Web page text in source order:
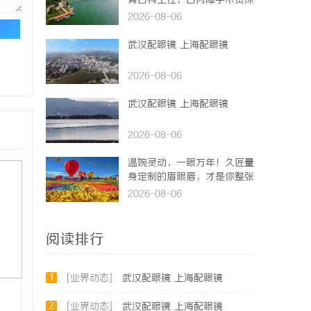
医生
2026-08-06
武汉配眼镜 上海配眼镜
2026-08-06
武汉配眼镜 上海配眼镜
2026-08-06
温婉灵动，一眼万年！久匠量
身定制的眉眼唇，才是你整张
脸的点睛之笔！淡颜系女生的
2026-08-06
阅读排行
1 [业界动态] 武汉配眼镜 上海配眼镜
2 [业界动态] 武汉配眼镜 上海配眼镜